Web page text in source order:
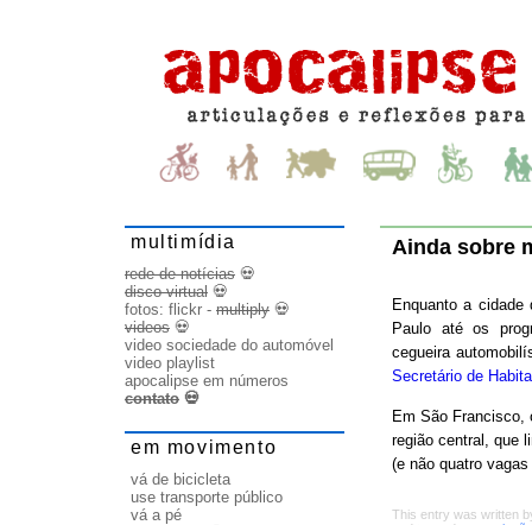
Ainda sobre
Enquanto a
Paulo até os
cegueira
Secretário de
Em São Francisco,
região central, que
(e não quatro
This entry was written
multimídia
rede de notícias 💀
disco virtual 💀
fotos: flickr - multiply 💀
videos 💀
video sociedade do automóvel
video playlist
apocalipse em números
contato 💀
em movimento
vá de bicicleta
use transporte público
vá a pé